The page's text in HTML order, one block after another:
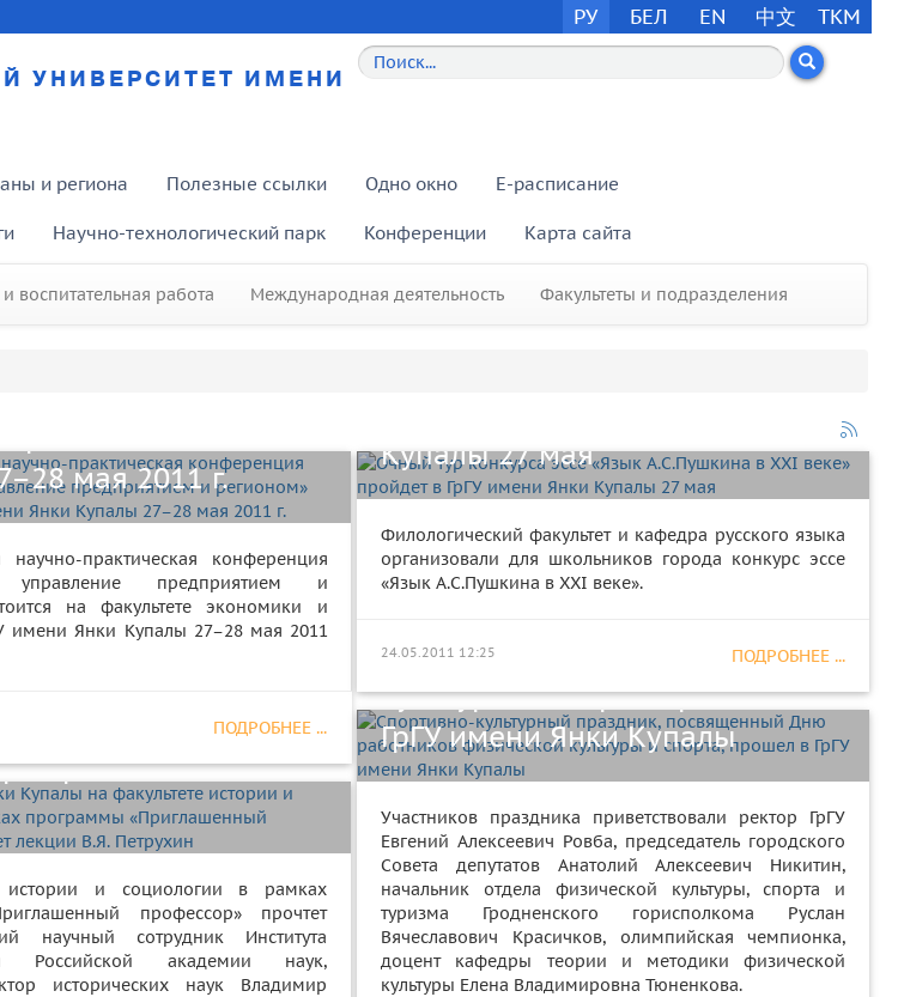
РУ БЕЛ EN 中文 TKM
УНИВЕРСИТЕТ ИМЕНИ
и региона Полезные ссылки Одно окно E-расписание
Научно-технологический парк Конференции Карта сайта
воспитательная работа Международная деятельность Факультеты и подразделения
конференция
мая 2011 г.
научно-практическая конференция
управление предприятием и
на факультете экономики и
имени Янки Купалы 27–28 мая 2011
ПОДРОБНЕЕ ...
Очный тур конкурса эссе «Язык
Купалы 27 мая
Филологический факультет и кафедра русского языка
организовали для школьников города конкурс эссе
«Язык А.С.Пушкина в XXI веке».
ПОДРОБНЕЕ ...
24.05.2011 12:25
Спортивно-культурный
работников физической
культуры и спорта, прошел в
ГрГУ имени Янки Купалы
Участников праздника приветствовали ректор ГрГУ
Евгений Алексеевич Ровба, председатель городского
Совета депутатов Анатолий Алексеевич Никитин,
начальник отдела физической культуры, спорта и
туризма Гродненского горисполкома Руслан
Вячеславович Красичков, олимпийская чемпионка,
доцент кафедры теории и методики физической
культуры Елена Владимировна Тюненкова.
Янки Купалы на
истории и
«Приглашенный
прочтет лекции В.Я.
истории и социологии в рамках
профессор» прочтет
научный сотрудник Института
Российской академии наук,
исторических наук Владимир